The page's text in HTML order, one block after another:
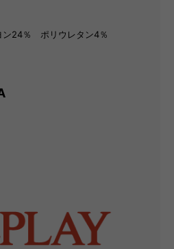
24％ ポリウレタン4％